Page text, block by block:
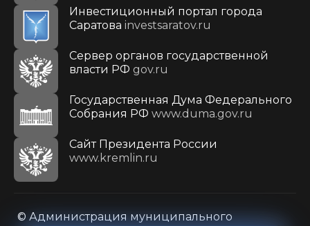
Инвестиционный портал города
Саратова investsaratov.ru
Сервер органов государственной
власти РФ gov.ru
Государственная Дума Федерального
Собрания РФ www.duma.gov.ru
Cайт Президента России
www.kremlin.ru
© Администрация муниципального